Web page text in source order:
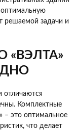
решаемой задачи и
«ВЭЛТА»
отличаются
Комплектные
– это оптимальное
что делает